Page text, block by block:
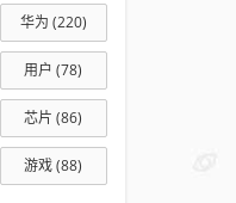
华为 (220)
用户 (78)
芯片 (86)
游戏(88)